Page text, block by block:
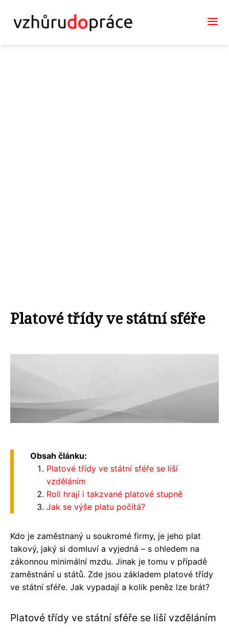
Platové třídy ve státní sféře
Obsah článku:
Platové třídy ve státní sféře se liší
vzděláním
Roli hrají i takzvané platové stupně
Jak se výše platu počítá?
Kdo je zaměstnaný u soukromé firmy, je jeho plat
takový, jaký si domluví a vyjedná – s ohledem na
zákonnou minimální mzdu. Jinak je tomu v případě
zaměstnání u států. Zde jsou základem platové třídy
ve státní sféře. Jak vypadají a kolik peněz lze brát?
Platové třídy ve státní sféře se liší vzděláním